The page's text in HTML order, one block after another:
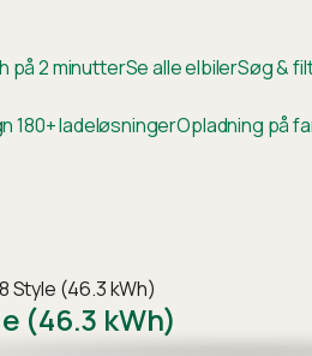
på 2 minutterSe alle elbilerSøg &
180+ ladeløsningerOpladning på
Style (46.3 kWh)
(46.3 kWh)